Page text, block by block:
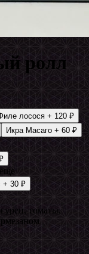
ролл
лосося + 120 ₽
Икра Масаго + 60 ₽
+ 30 ₽
томаты,